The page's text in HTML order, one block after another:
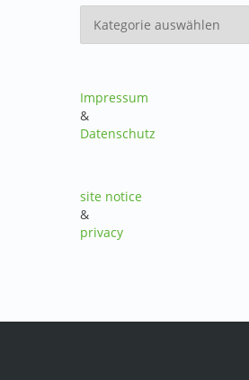
Impressum
&
Datenschutz
site notice
&
privacy